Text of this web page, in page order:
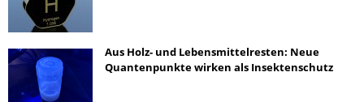
Aus Holz- und Lebensmittelresten: Neue
Quantenpunkte wirken als Insektenschutz